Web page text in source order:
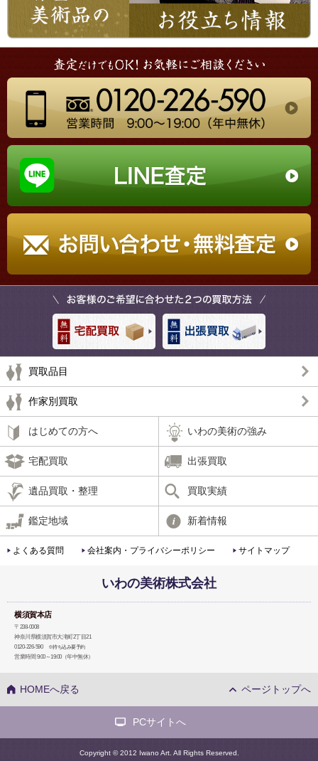
買取品目
作家別買取
はじめての方へ いわの美術の強み
宅配買取 出張買取
遺品買取・整理 買取実績
鑑定地域 新着情報
よくある質問 会社案内・プライバシーポリシー サイトマップ
いわの美術株式会社
横須賀本店
〒238-0008
神奈川県横須賀市大滝町2丁目21
0120-226-590
※持ち込み要予約
営業時間 9:00～19:00（年中無休）
HOMEへ戻る ページトップへ
PCサイトへ
Copyright © 2012 Iwano Art. All Rights Reserved.